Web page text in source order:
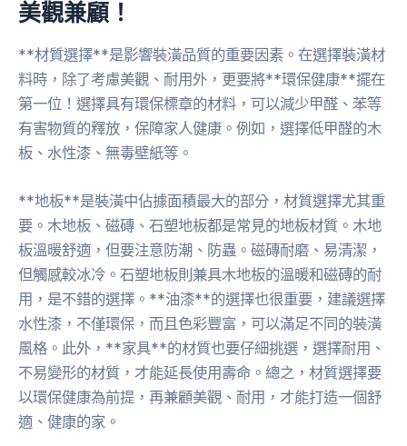
美觀兼顧！
**材質選擇**是影響裝潢品質的重要因素。在選擇裝潢材
料時，除了考慮美觀、耐用外，更要將**環保健康**擺在
第一位！選擇具有環保標章的材料，可以減少甲醛、苯等
有害物質的釋放，保障家人健康。例如，選擇低甲醛的木
板、水性漆、無毒壁紙等。
**地板**是裝潢中佔據面積最大的部分，材質選擇尤其重
要。木地板、磁磚、石塑地板都是常見的地板材質。木地
板溫暖舒適，但要注意防潮、防蟲。磁磚耐磨、易清潔，
但觸感較冰冷。石塑地板則兼具木地板的溫暖和磁磚的耐
用，是不錯的選擇。**油漆**的選擇也很重要，建議選擇
水性漆，不僅環保，而且色彩豐富，可以滿足不同的裝潢
風格。此外，**家具**的材質也要仔細挑選，選擇耐用、
不易變形的材質，才能延長使用壽命。總之，材質選擇要
以環保健康為前提，再兼顧美觀、耐用，才能打造一個舒
適、健康的家。